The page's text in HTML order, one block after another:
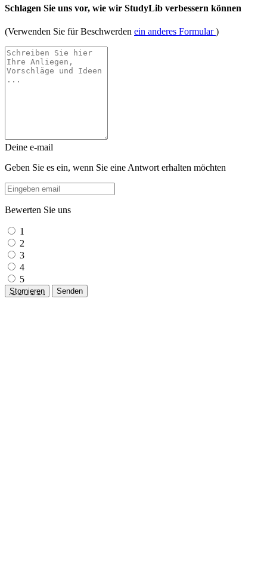
Schlagen Sie uns vor, wie wir StudyLib verbessern können
(Verwenden Sie für Beschwerden ein anderes Formular)
Deine e-mail
Geben Sie es ein, wenn Sie eine Antwort erhalten möchten
Bewerten Sie uns
1
2
3
4
5
Stornieren Senden